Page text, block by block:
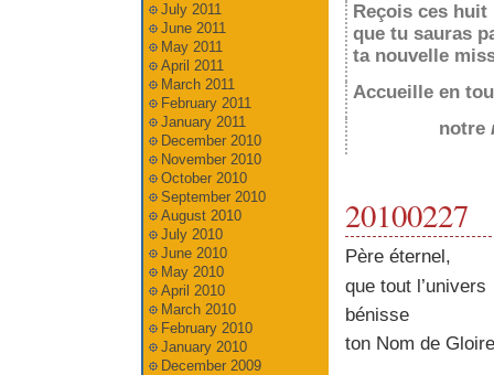
Reçois ces
que tu sauras
ta nouvelle
Accueille en
notre
20100227
Père éternel,
que tout l’univers
bénisse
ton Nom de
July 2011
June 2011
May 2011
April 2011
March 2011
February 2011
January 2011
December 2010
November 2010
October 2010
September 2010
August 2010
July 2010
June 2010
May 2010
April 2010
March 2010
February 2010
January 2010
December 2009